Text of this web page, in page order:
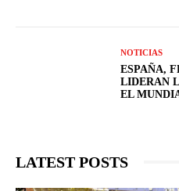
NOTICIAS
ESPAÑA,
LIDERAN
EL
LATEST POSTS